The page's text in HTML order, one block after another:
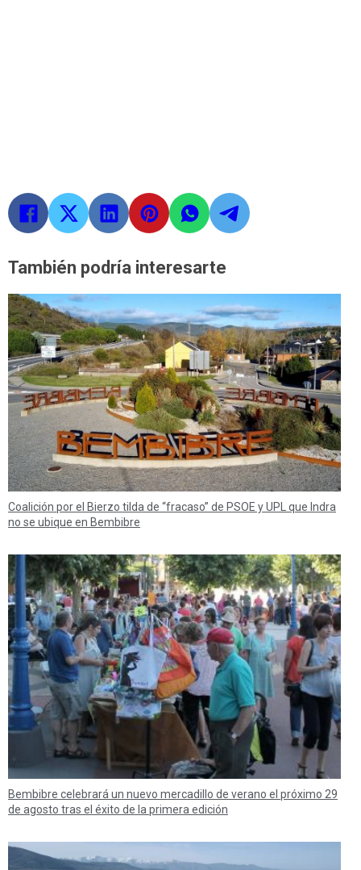
También podría interesarte
Coalición por el Bierzo tilda de “fracaso” de PSOE y UPL que Indra
no se ubique en Bembibre
Bembibre celebrará un nuevo mercadillo de verano el próximo 29
de agosto tras el éxito de la primera edición